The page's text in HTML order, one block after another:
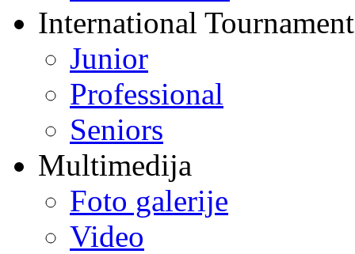
International
Junior
Professional
Seniors
Multimedija
Foto galerije
Video